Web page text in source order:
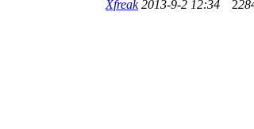
Xfreak 2013-9-2 12:34 2